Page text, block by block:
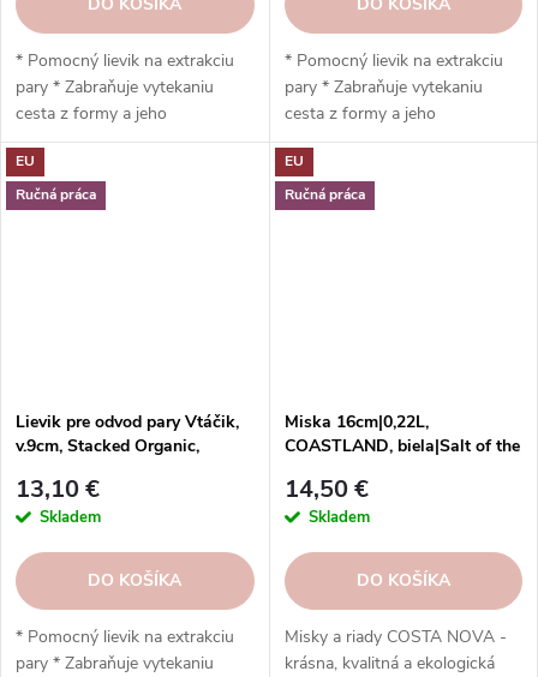
* Pomocný lievik na extrakciu
pary * Zabraňuje vytekaniu
cesta z formy a jeho
prepadávaniu * Vyrobené z
kvalitnej kameniny * 6,8 x 9,3 x
3,5 cm * Vhodné do rúry,
* Pomocný lievik na extrakciu
pary * Zabraňuje vytekaniu
cesta z formy a jeho
prepadávaniu * Vyrobené z
kvalitnej kameniny * 6,8 x 9,3 x
3,5 cm * Vhodné do rúry,
EU
Ručná práca
Lievik pre odvod pary Vtáčik,
v.9cm, Stacked Organic,
13,10 €
Skladem
DO KOŠÍKA
* Pomocný lievik na extrakciu
pary * Zabraňuje vytekaniu
EU
Ručná práca
Miska 16cm|0,22L,
COASTLAND, biela|Salt of the
14,50 €
Skladem
DO KOŠÍKA
Misky a riady COSTA NOVA -
krásna, kvalitná a ekologická